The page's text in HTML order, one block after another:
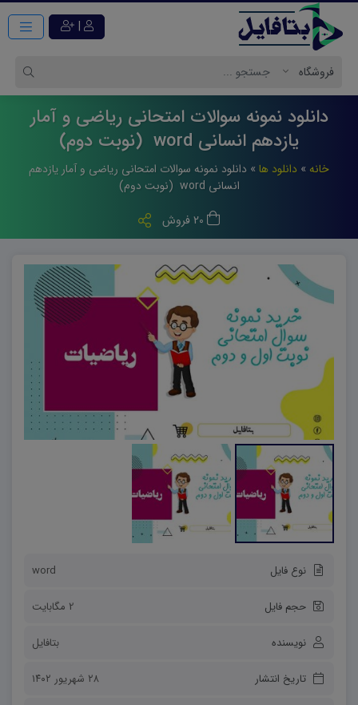
|
دانلود نمونه سوالات امتحانی ریاضی و آمار
یازدهم انسانی word (نوبت دوم)
خانه » دانلود ها » دانلود نمونه سوالات امتحانی ریاضی و آمار یازدهم
انسانی word (نوبت دوم)
نوع فایل word
حجم فایل 2 مگابایت
نویسنده بتافایل
تاریخ انتشار ۲۸ شهریور ۱۴۰۲